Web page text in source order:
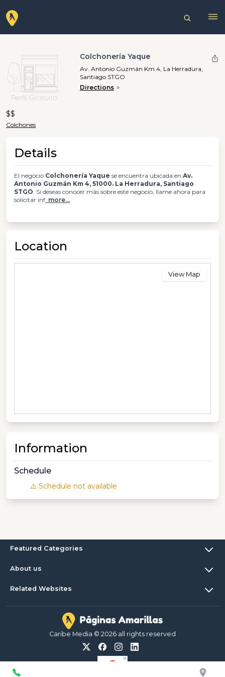
Colchonería Yaque
Av. Antonio Guzmán Km 4, La Herradura,
Santiago STGO
Directions
$$
Colchones
Details
El negocio Colchonería Yaque se encuentra ubicada en Av.
Antonio Guzmán Km 4, 51000. La Herradura, Santiago
STGO. Si deseas conocer más sobre este negocio, llame ahora para
solicitar inf more...
Location
View Map
Information
Schedule
⚠️ Schedule not available
Featured Categories
About us
Related Websites
Caribe Media © 2026 all rights reserved